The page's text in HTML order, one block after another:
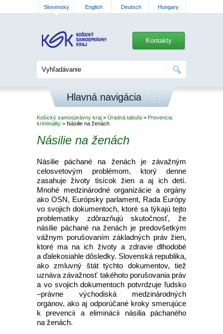
Slovensky English Deutsch Hungary
Kontakty
Hlavná navigácia
Košický samosprávny kraj > Úradná tabuľa > Prevencia
kriminality > Násilie na ženách
Násilie na ženách
Násilie páchané na ženách je závažným
celosvetovým problémom, ktorý denne
zasahuje životy tisícok žien a aj ich detí.
Mnohé medzinárodné organizácie a orgány
ako OSN, Európsky parlament, Rada Európy
vo svojich dokumentoch, ktoré sa týkajú tejto
problematiky zdôrazňujú skutočnosť, že
násilie páchané na ženách je predovšetkým
vážnym porušovaním základných práv žien,
ktoré ma na ich životy a zdravie dlhodobé
a ďalekosiahle dôsledky. Slovenská republika,
ako zmluvný štát týchto dokumentov, tiež
uznáva závažnosť takéhoto porušovania práv
a vo svojich dokumentoch potvrdzuje ľudsko
–právne východiská medzinárodných
orgánov, ako aj odporúčané kroky smerujúce
k prevencii a eliminácii násilia páchaného
na ženách.